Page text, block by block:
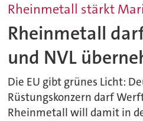
Rheinmetall stärkt
Rheinmetall
und NVL
Die EU gibt grünes Licht:
Rüstungskonzern darf
Rheinmetall will damit in